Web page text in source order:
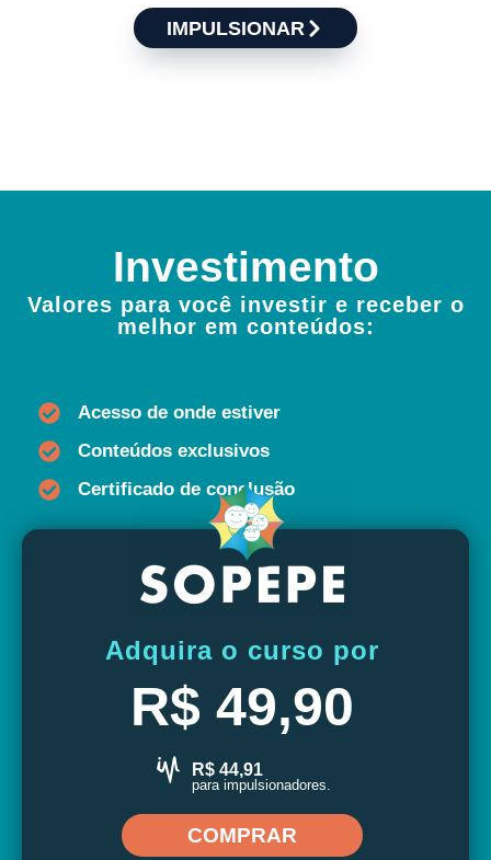
IMPULSIONAR
Investimento
Valores para você investir e receber o
melhor em conteúdos:
Acesso de onde estiver
Conteúdos exclusivos
Certificado de conclusão
Adquira o curso por
R$ 49,90
R$ 44,91
para impulsionadores.
COMPRAR